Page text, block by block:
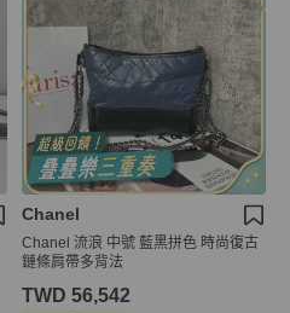
Chanel
Chanel 流浪 中號 藍黑拼色 時尚復古
鏈條肩帶多背法
TWD 56,542